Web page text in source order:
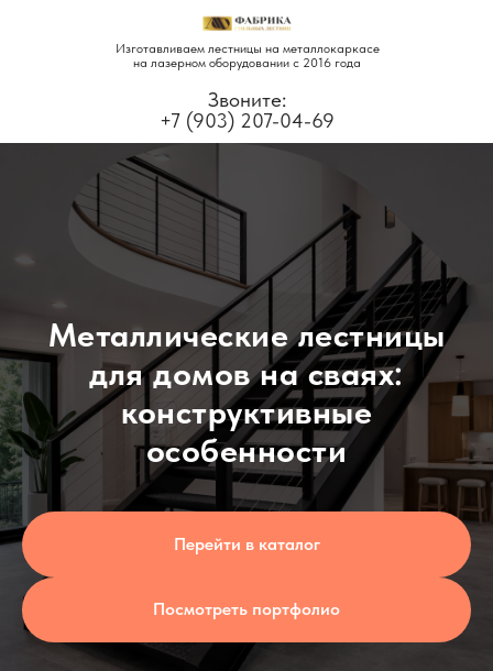
+7 (903) 207-04-69
Звоните:
Изготавливаем лестницы на металлокаркасе
на лазерном оборудовании с 2016 года
Металлические лестницы
для домов на сваях:
конструктивные
особенности
Перейти в каталог
Посмотреть портфолио